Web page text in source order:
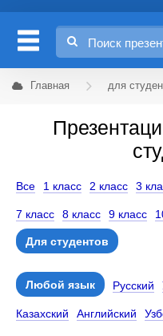
Главная для
Все 1 класс 2 класс 3
7 класс 8 класс 9 класс
Для студентов
Любой язык Русский
Казахский Английский